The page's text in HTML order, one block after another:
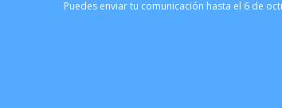
Puedes enviar tu comunicación hasta el 6 de